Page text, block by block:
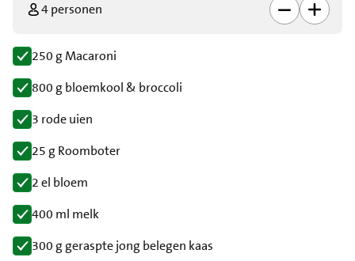
4 personen
250 g Macaroni
800 g bloemkool & broccoli
3 rode uien
25 g Roomboter
2 el bloem
400 ml melk
300 g geraspte jong belegen kaas